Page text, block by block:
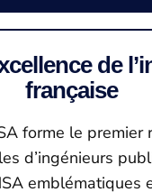
de
française
forme le premier
d’ingénieurs
emblématiques